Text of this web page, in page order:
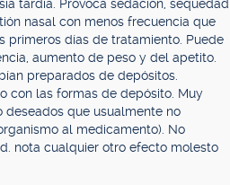
tardía. Provoca sedación, sequedad
nasal con menos frecuencia que
primeros días de tratamiento. Puede
aumento de peso y del apetito.
preparados de depósitos.
con las formas de depósito. Muy
deseados que usualmente no
al medicamento). No
nota cualquier otro efecto molesto